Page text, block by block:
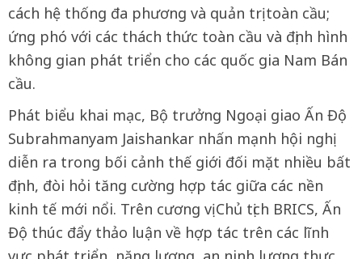
cách hệ thống đa phương và quản trị toàn cầu;
ứng phó với các thách thức toàn cầu và định hình
không gian phát triển cho các quốc gia Nam Bán
cầu.
Phát biểu khai mạc, Bộ trưởng Ngoại giao Ấn Độ
Subrahmanyam Jaishankar nhấn mạnh hội nghị
diễn ra trong bối cảnh thế giới đối mặt nhiều bất
định, đòi hỏi tăng cường hợp tác giữa các nền
kinh tế mới nổi. Trên cương vị Chủ tịch BRICS, Ấn
Độ thúc đẩy thảo luận về hợp tác trên các lĩnh